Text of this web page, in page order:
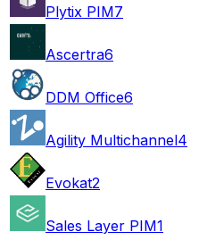
Plytix PIM7
Ascertra6
DDM Office6
Agility Multichannel4
Evokat2
Sales Layer PIM1